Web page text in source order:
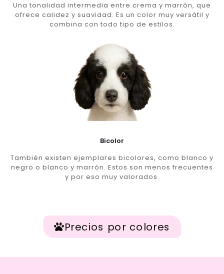
Una tonalidad intermedia entre crema y marrón, que
ofrece calidez y suavidad. Es un color muy versátil y
combina con todo tipo de estilos.
Bicolor
También existen ejemplares bicolores, como blanco y
negro o blanco y marrón. Estos son menos frecuentes
y por eso muy valorados.
Precios por colores